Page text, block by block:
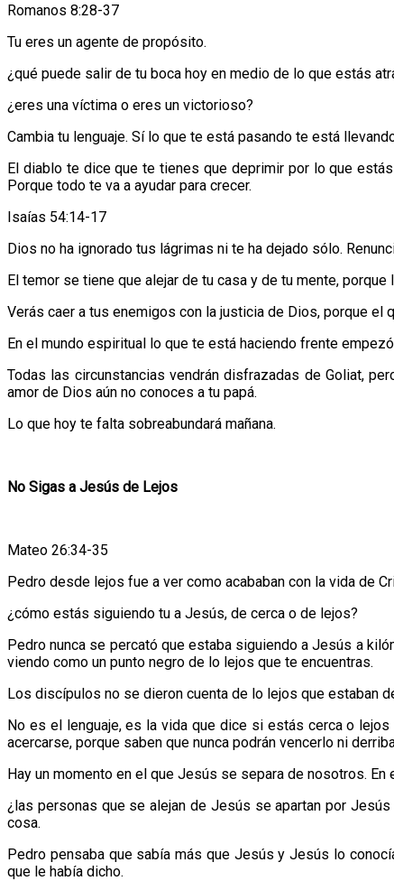
Romanos 8:28-37
Tu eres un agente de propósito.
¿qué puede salir de tu boca hoy en medio de lo que estás
¿eres una víctima o eres un victorioso?
Cambia tu lenguaje. Sí lo que te está pasando te está
El diablo te dice que te tienes que deprimir por lo que
Porque todo te va a ayudar para crecer.
Isaías 54:14-17
Dios no ha ignorado tus lágrimas ni te ha dejado sólo.
El temor se tiene que alejar de tu casa y de tu mente,
Verás caer a tus enemigos con la justicia de Dios, porque el
En el mundo espiritual lo que te está haciendo frente
Todas las circunstancias vendrán disfrazadas de Goliat,
amor de Dios aún no conoces a tu papá.
Lo que hoy te falta sobreabundará mañana.
No Sigas a Jesús de Lejos
Mateo 26:34-35
Pedro desde lejos fue a ver como acababan con la vida de
¿cómo estás siguiendo tu a Jesús, de cerca o de lejos?
Pedro nunca se percató que estaba siguiendo a Jesús a
viendo como un punto negro de lo lejos que te encuentras.
Los discípulos no se dieron cuenta de lo lejos que estaban
No es el lenguaje, es la vida que dice si estás cerca o
acercarse, porque saben que nunca podrán vencerlo ni
Hay un momento en el que Jesús se separa de nosotros.
¿las personas que se alejan de Jesús se apartan por
cosa.
Pedro pensaba que sabía más que Jesús y Jesús lo
que le había dicho.